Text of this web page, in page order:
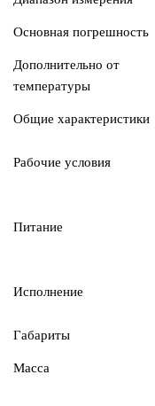
Основная погрешность
Дополнительно от
температуры
Общие характеристики
Рабочие условия
Питание
Исполнение
Габариты
Масса